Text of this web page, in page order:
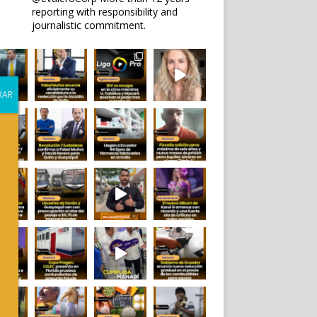
reporting with responsibility and
journalistic commitment.